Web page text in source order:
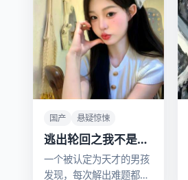
国产 悬疑惊悚
逃出轮回之我不是小
神童
一个被认定为天才的男孩
发现，每次解出难题都会